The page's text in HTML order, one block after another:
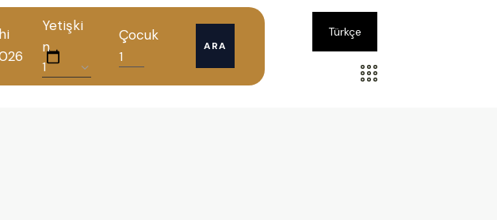
Yetişki
n
Çocuk
ARA
Türkçe